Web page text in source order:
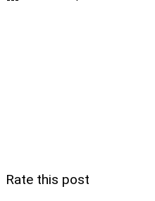
Rate this post